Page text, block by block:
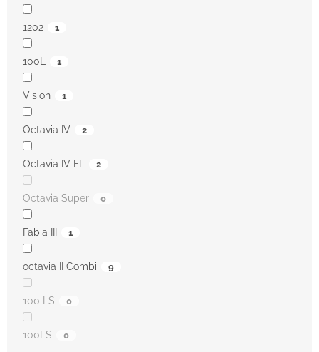
1202 1
100L 1
Vision 1
Octavia IV 2
Octavia IV FL 2
Octavia Super 0
Fabia III 1
octavia II Combi 9
100 LS 0
100LS 0